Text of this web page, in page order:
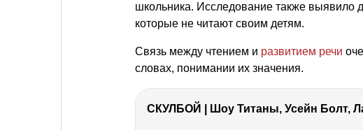
школьника. Исследование также выявило
которые не читают своим детям.
Связь между чтением и развитием речи
словах, понимании их значения.
СКУЛБОЙ | Шоу Титаны, Усейн Болт,